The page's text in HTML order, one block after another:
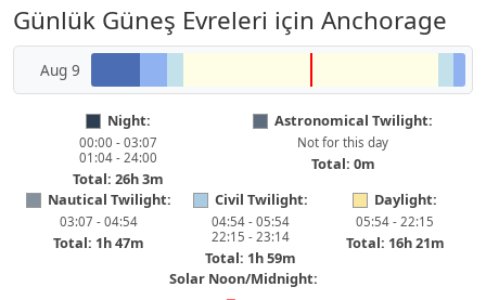
Günlük Güneş Evreleri için Anchorage
Aug 9
Night:
00:00 - 03:07
01:04 - 24:00
Total: 26h 3m
Astronomical Twilight:
Not for this day
Total: 0m
Nautical Twilight:
03:07 - 04:54
Total: 1h 47m
Civil Twilight:
04:54 - 05:54
22:15 - 23:14
Total: 1h 59m
Daylight:
05:54 - 22:15
Total: 16h 21m
Solar Noon/Midnight: